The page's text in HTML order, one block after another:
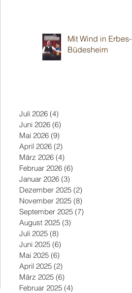
Mit Wind in Erbes-
Büdesheim
Juli 2026 (4)
Juni 2026 (6)
Mai 2026 (9)
April 2026 (2)
März 2026 (4)
Februar 2026 (6)
Januar 2026 (3)
Dezember 2025 (2)
November 2025 (8)
September 2025 (7)
August 2025 (3)
Juli 2025 (8)
Juni 2025 (6)
Mai 2025 (6)
April 2025 (2)
März 2025 (6)
Februar 2025 (4)